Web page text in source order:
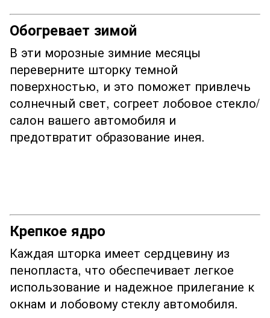
Обогревает зимой
В эти морозные зимние месяцы
переверните шторку темной
поверхностью, и это поможет привлечь
солнечный свет, согреет лобовое стекло/
салон вашего автомобиля и
предотвратит образование инея.
Крепкое ядро
Каждая шторка имеет сердцевину из
пенопласта, что обеспечивает легкое
использование и надежное прилегание к
окнам и лобовому стеклу автомобиля.